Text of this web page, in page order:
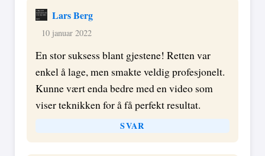
Lars Berg
10 januar 2022
En stor suksess blant gjestene! Retten var
enkel å lage, men smakte veldig profesjonelt.
Kunne vært enda bedre med en video som
viser teknikken for å få perfekt resultat.
SVAR